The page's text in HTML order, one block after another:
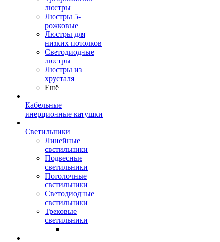
люстры
Люстры 5-
рожковые
Люстры для
низких потолков
Cветодиодные
люстры
Люстры из
хрусталя
Ещё
Кабельные
инерционные катушки
Светильники
Линейные
светильники
Подвесные
светильники
Потолочные
светильники
Светодиодные
светильники
Трековые
светильники